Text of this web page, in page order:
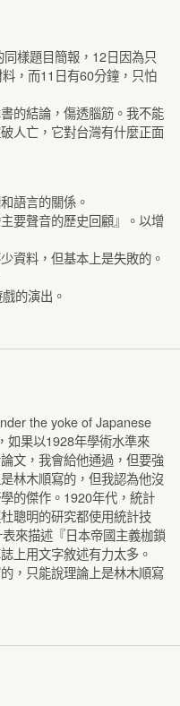
樣題目簡報，12日因為只
，而11日有60分鐘，只怕
的結論，傷透腦筋。我不能
人亡，它對台灣有什麼正面
語言的關係。
要聲音的歷史回顧』。以增
資料，但基本上是失敗的。
的演出。
the yoke of Japanese
如果以1928年學術水準來
文，我會給他通過，但要強
林木順寫的，但我認為他沒
的傑作。1920年代，統計
聰明的研究都使用統計技
來描述『日本帝國主義枷鎖
上用文字敘述有力太多。
，只能說理論上是林木順寫